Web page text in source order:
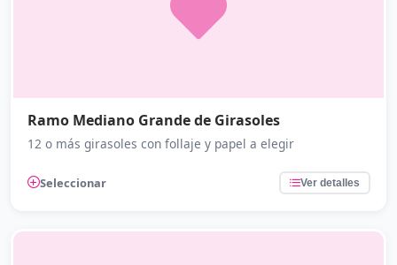
Ramo Mediano Grande de Girasoles
12 o más girasoles con follaje y papel a elegir
Seleccionar Ver detalles